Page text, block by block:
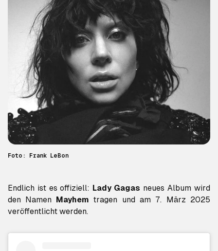
Foto: Frank LeBon
Endlich ist es offiziell: Lady Gagas neues Album wird
den Namen Mayhem tragen und am 7. März 2025
veröffentlicht werden.